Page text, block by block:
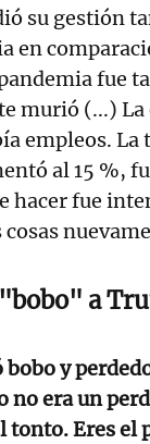
su gestión
en
fue
murió (...)
empleos. La
al 15 %,
hacer fue
a
bobo y
era un
tonto. Eres el